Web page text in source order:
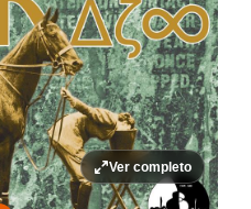
Ver completo